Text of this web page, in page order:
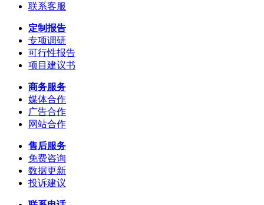
联系客服
定制报告
专项调研
可行性报告
项目建议书
商务服务
媒体合作
广告合作
网站合作
售后服务
免费咨询
数据更新
投诉建议